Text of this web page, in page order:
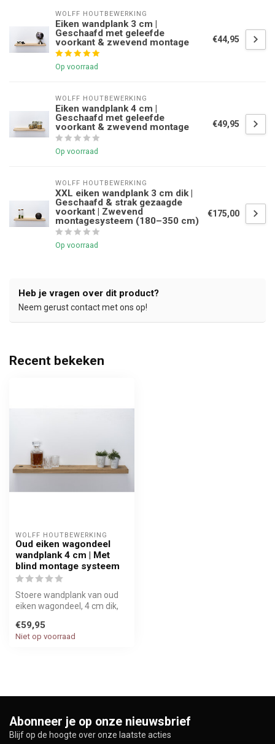
WOLFF HOUTBEWERKING
Eiken wandplank 3 cm |
Geschaafd met geleefde
voorkant & zwevend montage
Op voorraad
€44,95
WOLFF HOUTBEWERKING
Eiken wandplank 4 cm |
Geschaafd met geleefde
voorkant & zwevend montage
Op voorraad
€49,95
WOLFF HOUTBEWERKING
XXL eiken wandplank 3 cm dik |
Geschaafd & strak gezaagde
voorkant | Zwevend
montagesysteem (180–350 cm)
Op voorraad
€175,00
Heb je vragen over dit product?
Neem gerust contact met ons op!
Recent bekeken
WOLFF HOUTBEWERKING
Oud eiken wagondeel
wandplank 4 cm | Met
blind montage systeem
Stoere wandplank van oud
eiken wagondeel, 4 cm dik,
syst...
€59,95
Niet op voorraad
Abonneer je op onze nieuwsbrief
Blijf op de hoogte over onze laatste acties